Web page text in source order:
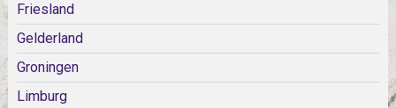
Friesland
Gelderland
Groningen
Limburg